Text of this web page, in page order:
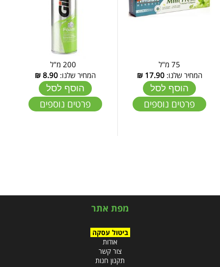
75 מ"ל
המחיר שלנו:17.90
₪
הוסף לסל
פרטים נוספים
המחיר שלנו:8.90
₪
הוסף לסל
פרטים נוספים
מפת אתר
ביטול עסקה
אודות
צור קשר
תקנון חנות